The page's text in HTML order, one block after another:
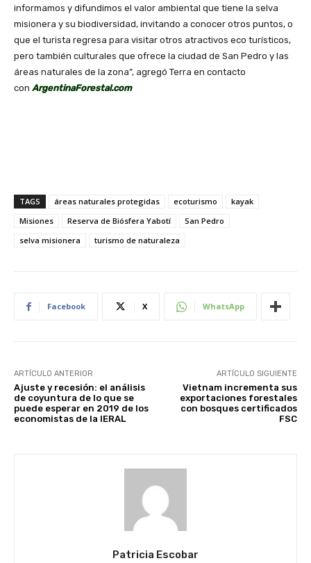
informamos y difundimos el valor ambiental que tiene la selva
misionera y su biodiversidad, invitando a conocer otros puntos, o
que el turista regresa para visitar otros atractivos eco turísticos,
pero también culturales que ofrece la ciudad de San Pedro y las
áreas naturales de la zona”, agregó Terra en contacto
con ArgentinaForestal.com
TAGS áreas naturales protegidas ecoturismo
kayak
Misiones
Reserva de Biósfera Yabotí
San Pedro
selva misionera
turismo de naturaleza
Facebook X WhatsApp
ARTÍCULO ANTERIOR
Ajuste y recesión: el análisis
de coyuntura de lo que se
puede esperar en 2019 de los
economistas de la IERAL
ARTÍCULO SIGUIENTE
Vietnam incrementa sus
exportaciones forestales
con bosques certificados
FSC
Patricia Escobar